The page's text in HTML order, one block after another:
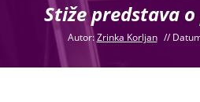
Stiže predstava
Autor:Zrinka Korljan //